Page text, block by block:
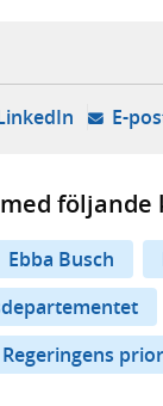
flik, extern
i ny flik,- öppnas
E-
Ebba Busch
Regeringens